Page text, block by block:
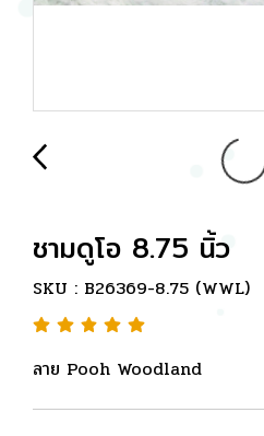
ชามดูโอ 8.75 นิ้ว
SKU : B26369-8.75 (WWL)
ลาย Pooh Woodland